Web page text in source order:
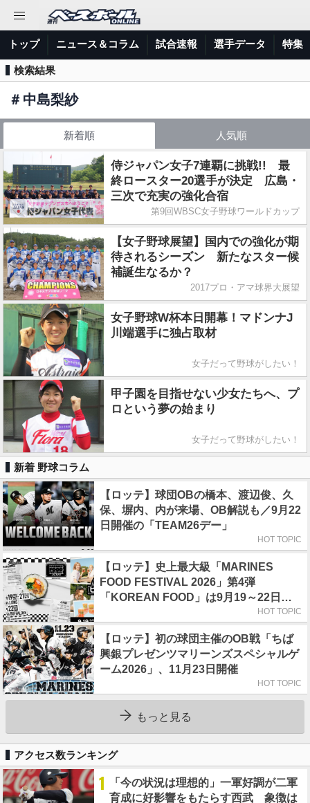
トップ ニュース＆コラム 試合速報 選手データ 特集
検索結果
＃ 中島梨紗
新着順 人気順
侍ジャパン女子7連覇に挑戦!! 最
終ロースター20選手が決定 広島・
三次で充実の強化合宿
第9回WBSC女子野球ワールドカップ
【女子野球展望】国内での強化が期
待されるシーズン 新たなスター候
補誕生なるか？
2017プロ・アマ球界大展望
女子野球W杯本日開幕！マドンナJ
川端選手に独占取材
女子だって野球がしたい！
甲子園を目指せない少女たちへ、プ
ロという夢の始まり
女子だって野球がしたい！
新着 野球コラム
【ロッテ】球団OBの橋本、渡辺俊、久
保、塀内、内が来場、OB解説も／9月22
日開催の「TEAM26デー」
HOT TOPIC
【ロッテ】史上最大級「MARINES
FOOD FESTIVAL 2026」第4弾
「KOREAN FOOD」は9月19～22日／
HOT TOPIC
【ロッテ】初の球団主催のOB戦「ちば
興銀プレゼンツマリーンズスペシャルゲ
ーム2026」、11月23日開催
HOT TOPIC
もっと見る
アクセス数ランキング
1
「今の状況は理想的」一軍好調が二軍
育成に好影響をもたらす西武 象徴は